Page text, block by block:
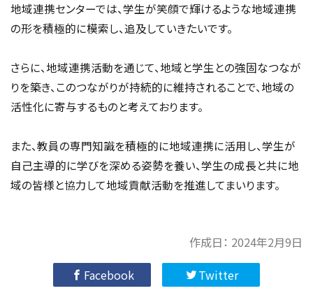
地域連携センターでは、学生が笑顔で輝けるような地域連携
の形を積極的に模索し、追及していきたいです。
さらに、地域連携活動を通じて、地域と学生との強固なつなが
りを築き、このつながりが持続的に維持されることで、地域の
活性化に寄与するものと考えております。
また、教員の専門知識を積極的に地域連携に活用し、学生が
自己主導的に学びを深める姿勢を養い、学生の成長と共に地
域の皆様と協力して地域貢献活動を推進してまいります。
作成日： 2024年2月9日
Facebook
Twitter